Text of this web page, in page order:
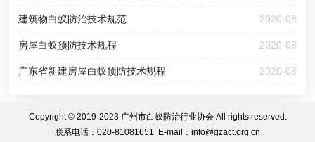
建筑物白蚁防治技术规范 2020-08
房屋白蚁预防技术规程 2020-08
广东省新建房屋白蚁预防技术规程 2020-08
Copyright © 2019-2023 广州市白蚁防治行业协会 All rights reserved.
联系电话：020-81081651 E-mail：info@gzact.org.cn